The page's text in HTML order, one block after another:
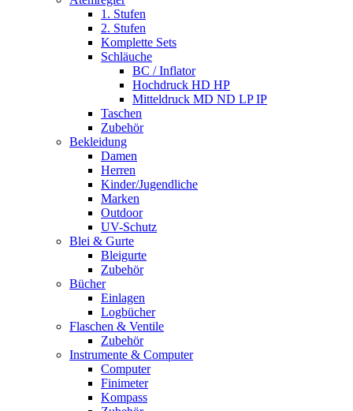
1. Stufen
2. Stufen
Komplette Sets
Schläuche
BC / Inflator
Hochdruck HD HP
Mitteldruck MD ND LP IP
Taschen
Zubehör
Bekleidung
Damen
Herren
Kinder/Jugendliche
Marken
Outdoor
UV-Schutz
Blei & Gurte
Bleigurte
Zubehör
Bücher
Einlagen
Logbücher
Flaschen & Ventile
Zubehör
Instrumente & Computer
Computer
Finimeter
Kompass